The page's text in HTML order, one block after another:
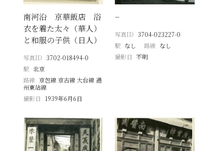
南河沿 京華飯店 浴
衣を着た太々（華人）
と和服の子供（日人）
写真ID 3702-018494-0
駅 北京
路線 京包線 京古線 大台線 通
州東站線
撮影日
1939年6月6日
−
写真ID 3704-023227-0
駅 なし 路線 なし
撮影日 不明